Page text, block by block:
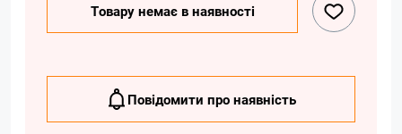
Товару немає в наявності
Повідомити про наявність